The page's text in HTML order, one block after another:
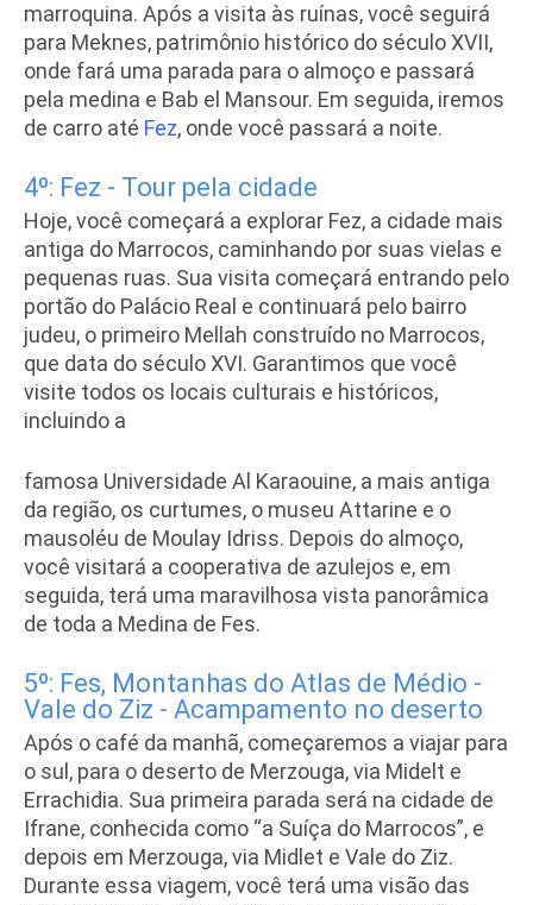
marroquina. Após a visita às ruínas, você seguirá
para Meknes, patrimônio histórico do século XVII,
onde fará uma parada para o almoço e passará
pela medina e Bab el Mansour. Em seguida, iremos
de carro até Fez, onde você passará a noite.
4º: Fez - Tour pela cidade
Hoje, você começará a explorar Fez, a cidade mais
antiga do Marrocos, caminhando por suas vielas e
pequenas ruas. Sua visita começará entrando pelo
portão do Palácio Real e continuará pelo bairro
judeu, o primeiro Mellah construído no Marrocos,
que data do século XVI. Garantimos que você
visite todos os locais culturais e históricos,
incluindo a
famosa Universidade Al Karaouine, a mais antiga
da região, os curtumes, o museu Attarine e o
mausoléu de Moulay Idriss. Depois do almoço,
você visitará a cooperativa de azulejos e, em
seguida, terá uma maravilhosa vista panorâmica
de toda a Medina de Fes.
5º: Fes, Montanhas do Atlas de Médio -
Vale do Ziz - Acampamento no deserto
Após o café da manhã, começaremos a viajar para
o sul, para o deserto de Merzouga, via Midelt e
Errachidia. Sua primeira parada será na cidade de
Ifrane, conhecida como “a Suíça do Marrocos”, e
depois em Merzouga, via Midlet e Vale do Ziz.
Durante essa viagem, você terá uma visão das